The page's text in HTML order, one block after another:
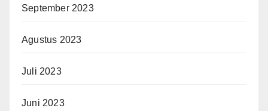
September 2023
Agustus 2023
Juli 2023
Juni 2023